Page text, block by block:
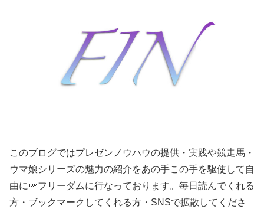
このブログではプレゼンノウハウの提供・実践や競走馬・
ウマ娘シリーズの魅力の紹介をあの手この手を駆使して自
由に🪽フリーダムに行なっております。毎日読んでくれる
方・ブックマークしてくれる方・SNSで拡散してくださ